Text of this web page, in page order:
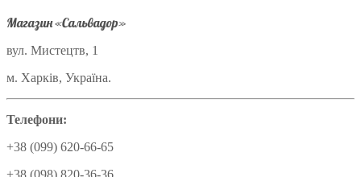
Магазин «Сальвадор»
вул. Мистецтв, 1
м. Харків, Україна.
Телефони:
+38 (099) 620-66-65